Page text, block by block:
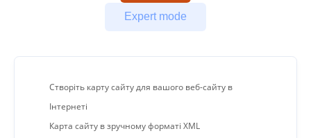
Expert mode
Створіть карту сайту для вашого веб-сайту в
Інтернеті
Карта сайту в зручному форматі XML